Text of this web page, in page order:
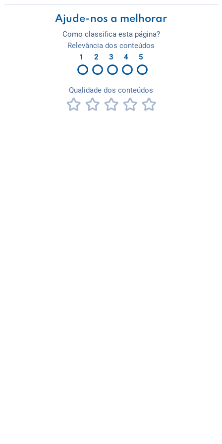
Ajude-nos a melhorar
Como classifica esta página?
Relevância dos conteúdos
1
2 3 4 5
Qualidade dos conteúdos